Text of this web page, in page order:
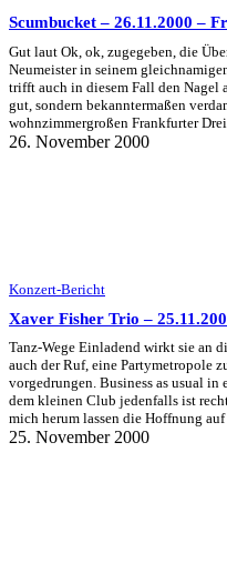
Scumbucket – 26.11.2000 –
Gut laut Ok, ok, zugegeben, die
Neumeister in seinem
trifft auch in diesem Fall den Nagel
gut, sondern bekanntermaßen
wohnzimmergroßen Frankfurter
26. November 2000
Konzert-Bericht
Xaver Fisher Trio –
Tanz-Wege Einladend wirkt sie an
auch der Ruf, eine Partymetropole
vorgedrungen. Business as usual in
dem kleinen Club jedenfalls ist
mich herum lassen die Hoffnung
25. November 2000